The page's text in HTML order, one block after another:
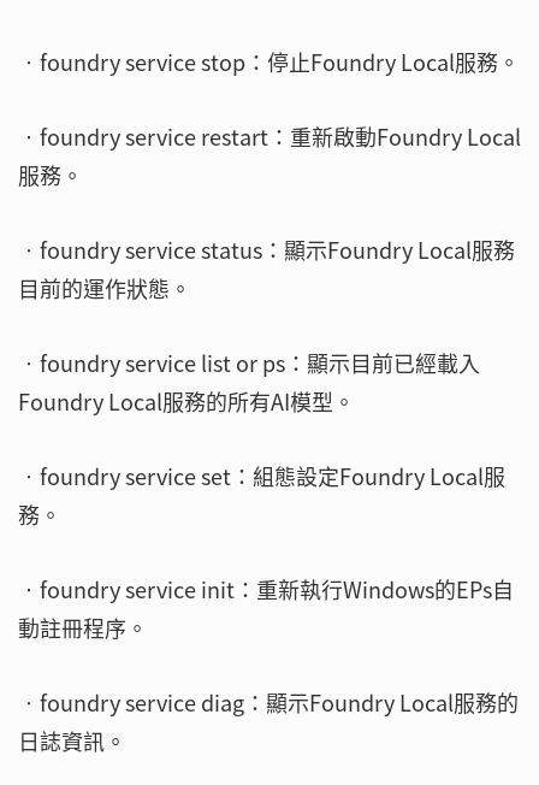
‧foundry service stop：停止Foundry Local服務。
‧foundry service restart：重新啟動Foundry Local
服務。
‧foundry service status：顯示Foundry Local服務
目前的運作狀態。
‧foundry service list or ps：顯示目前已經載入
Foundry Local服務的所有AI模型。
‧foundry service set：組態設定Foundry Local服
務。
‧foundry service init：重新執行Windows的EPs自
動註冊程序。
‧foundry service diag：顯示Foundry Local服務的
日誌資訊。